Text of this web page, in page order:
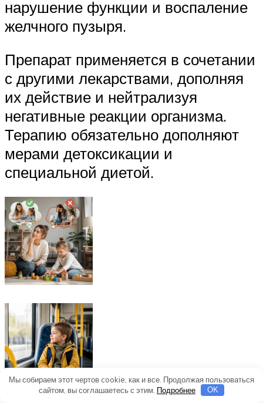
нарушение функции и воспаление
желчного пузыря.
Препарат применяется в сочетании
с другими лекарствами, дополняя
их действие и нейтрализуя
негативные реакции организма.
Терапию обязательно дополняют
мерами детоксикации и
специальной диетой.
Мы собираем этот чертов cookie, как и все. Продолжая пользоваться
сайтом, вы соглашаетесь с этим. Подробнее OK